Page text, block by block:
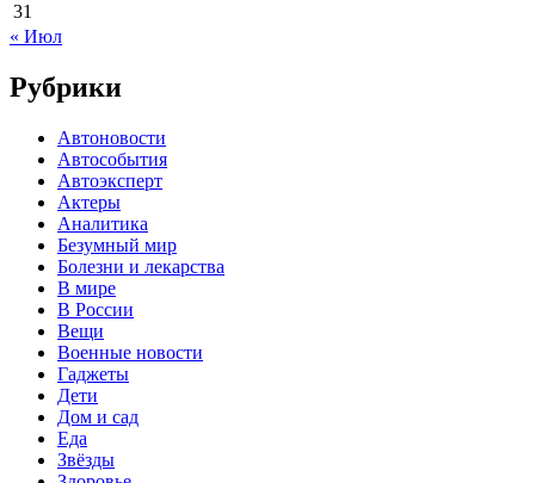
31
« Июл
Рубрики
Автоновости
Автособытия
Автоэксперт
Актеры
Аналитика
Безумный мир
Болезни и лекарства
В мире
В России
Вещи
Военные новости
Гаджеты
Дети
Дом и сад
Еда
Звёзды